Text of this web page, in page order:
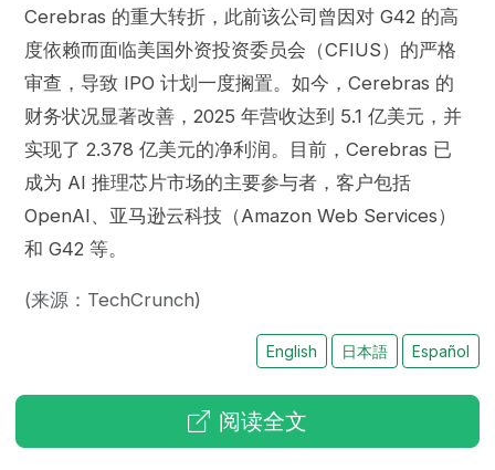
Cerebras 的重大转折，此前该公司曾因对 G42 的高
度依赖而面临美国外资投资委员会（CFIUS）的严格
审查，导致 IPO 计划一度搁置。如今，Cerebras 的
财务状况显著改善，2025 年营收达到 5.1 亿美元，并
实现了 2.378 亿美元的净利润。目前，Cerebras 已
成为 AI 推理芯片市场的主要参与者，客户包括
OpenAI、亚马逊云科技（Amazon Web Services）
和 G42 等。
(来源：TechCrunch)
English 日本語 Español
阅读全文